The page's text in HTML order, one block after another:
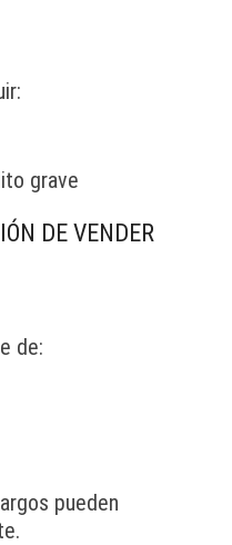
grave
DE VENDER
de:
pueden